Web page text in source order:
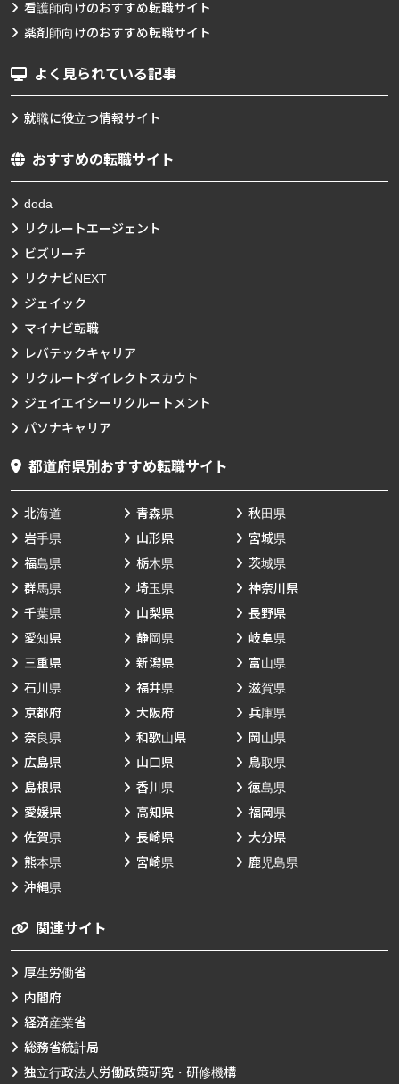
看護師向けのおすすめ転職サイト
薬剤師向けのおすすめ転職サイト
よく見られている記事
就職に役立つ情報サイト
おすすめの転職サイト
doda
リクルートエージェント
ビズリーチ
リクナビNEXT
ジェイック
マイナビ転職
レバテックキャリア
リクルートダイレクトスカウト
ジェイエイシーリクルートメント
パソナキャリア
都道府県別おすすめ転職サイト
北海道 青森県
秋田県
岩手県
山形県
宮城県
福島県
栃木県
茨城県
群馬県
埼玉県
神奈川県
千葉県
山梨県
長野県
愛知県
静岡県
岐阜県
三重県
新潟県
富山県
石川県
福井県
滋賀県
京都府
大阪府
兵庫県
奈良県
和歌山県
岡山県
広島県
山口県
鳥取県
島根県
香川県
徳島県
愛媛県
高知県
福岡県
佐賀県
長崎県
大分県
熊本県
宮崎県
鹿児島県
沖縄県
関連サイト
厚生労働省
内閣府
経済産業省
総務省統計局
独立行政法人労働政策研究・研修機構